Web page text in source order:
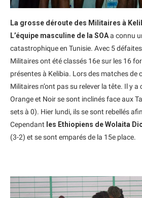
La grosse déroute des Militaires à
L’équipe masculine de la SOAa connu
catastrophique en Tunisie. Avec 5
Militaires ont été classés 16e sur les 16
présentes à Kelibia. Lors des matches de
Militaires n’ont pas su relever la tête. Il y a
Orange et Noir se sont inclinés face aux
sets à 0). Hier lundi, ils se sont rebellés
Cependant les Ethiopiens de Wolaita
(3-2) et se sont emparés de la 15e place.